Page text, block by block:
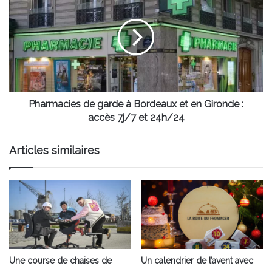
garde
Bordeaux
et
en
Gironde
:
Pharmacies de garde à Bordeaux et en Gironde :
accès 7j/7 et 24h/24
Articles similaires
Une course de chaises de
Un calendrier de l’avent avec